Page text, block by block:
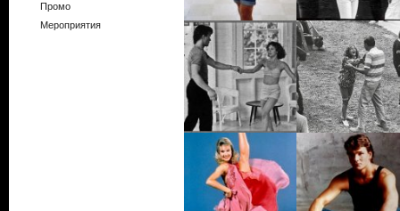
Промо
Мероприятия